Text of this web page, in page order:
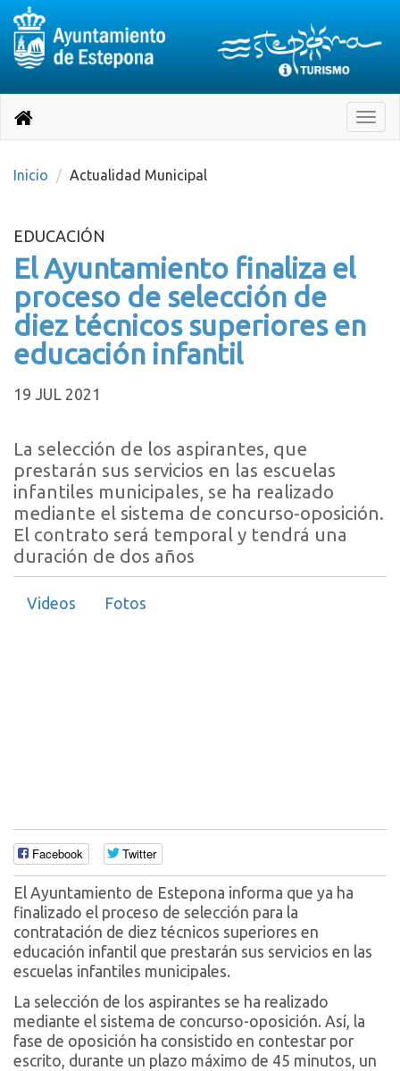
página
Toggle
Destino:
Volver
inicio
Inicio Actualidad Municipal
EDUCACIÓN
El Ayuntamiento finaliza el
proceso de selección de
diez técnicos superiores en
educación infantil
19 JUL 2021
La selección de los aspirantes, que
prestarán sus servicios en las escuelas
infantiles municipales, se ha realizado
mediante el sistema de concurso-oposición.
El contrato será temporal y tendrá una
duración de dos años
Videos Fotos
Facebook Twitter
El Ayuntamiento de Estepona informa que ya ha
finalizado el proceso de selección para la
contratación de diez técnicos superiores en
educación infantil que prestarán sus servicios en las
escuelas infantiles municipales.
La selección de los aspirantes se ha realizado
mediante el sistema de concurso-oposición. Así, la
fase de oposición ha consistido en contestar por
escrito, durante un plazo máximo de 45 minutos, un